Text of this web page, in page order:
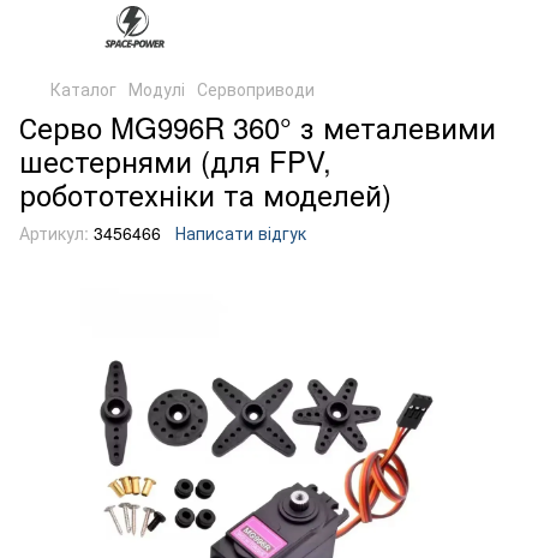
Каталог Модулі Сервоприводи
Серво MG996R 360° з металевими
шестернями (для FPV,
робототехніки та моделей)
Артикул: 3456466 Написати відгук